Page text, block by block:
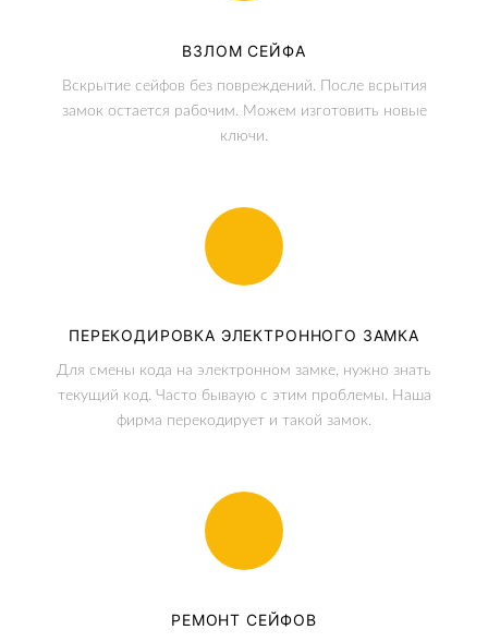
ВЗЛОМ СЕЙФА
Вскрытие сейфов без повреждений. После всрытия
замок остается рабочим. Можем изготовить новые
ключи.
ПЕРЕКОДИРОВКА ЭЛЕКТРОННОГО ЗАМКА
Для смены кода на электронном замке, нужно знать
текущий код. Часто бываую с этим проблемы. Наша
фирма перекодирует и такой замок.
РЕМОНТ СЕЙФОВ